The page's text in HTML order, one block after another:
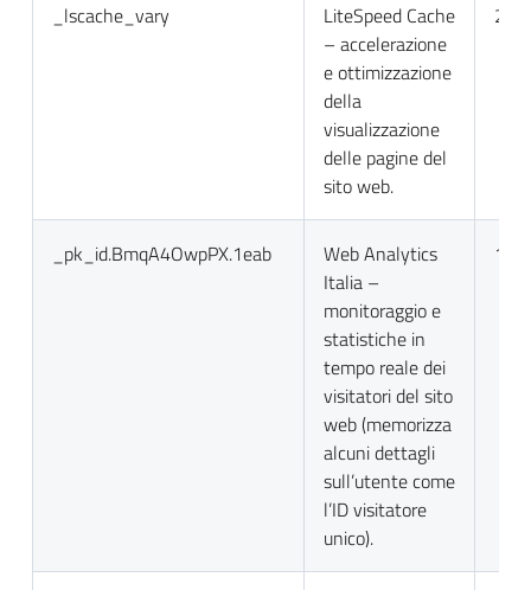
_lscache_vary
LiteSpeed Cache
– accelerazione
e ottimizzazione
della
visualizzazione
delle pagine del
sito web.
2
_pk_id.BmqA4OwpPX.1eab
Web Analytics
Italia –
monitoraggio e
statistiche in
tempo reale dei
visitatori del sito
web (memorizza
alcuni dettagli
sull’utente come
l’ID visitatore
unico).
13